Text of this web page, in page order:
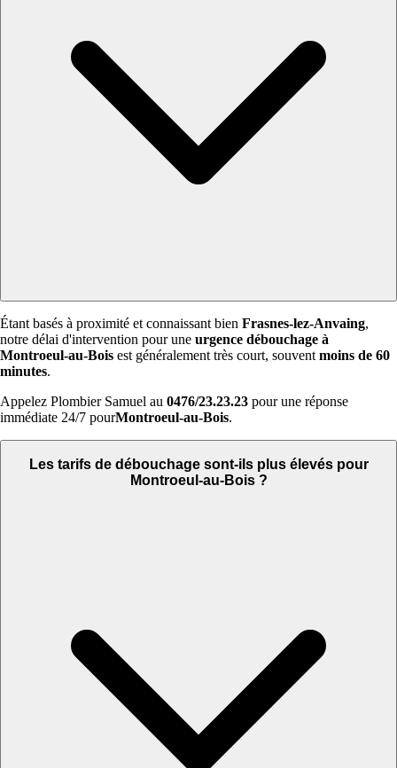
Étant basés à proximité et connaissant bien Frasnes-lez-Anvaing,
notre délai d'intervention pour une urgence débouchage à
Montroeul-au-Bois est généralement très court, souvent moins de 60
minutes.
Appelez Plombier Samuel au 0476/23.23.23 pour une réponse
immédiate 24/7 pourMontroeul-au-Bois.
Les tarifs de débouchage sont-ils plus élevés pour
Montroeul-au-Bois ?